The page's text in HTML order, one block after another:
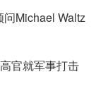
Michael Waltz
官就军事打击